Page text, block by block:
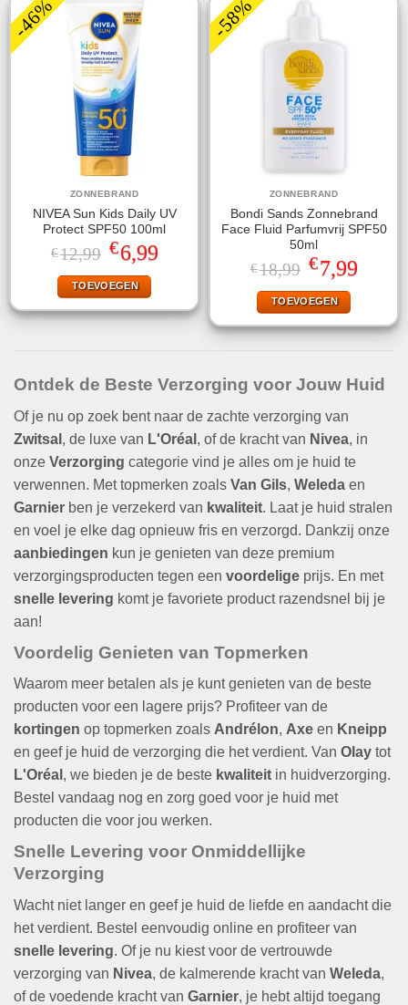
-46%
ZONNEBRAND
NIVEA Sun Kids Daily UV
Protect SPF50 100ml
€12,99 Oorspronkelijke
prijs
was:
€12,99.
€6,99Huidige
prijs
TOEVOEGEN
-58%
ZONNEBRAND
Bondi Sands Zonnebrand
Face Fluid Parfumvrij SPF50
50ml
€18,99 Oorspronkelijke
prijs
was:
€18,99.
€7,99Huidige
prijs
TOEVOEGEN
Ontdek de Beste Verzorging voor Jouw Huid
Of je nu op zoek bent naar de zachte verzorging van
Zwitsal , de luxe van L'Oréal , of de kracht van Nivea, in
onze Verzorging categorie vind je alles om je huid te
verwennen. Met topmerken zoals Van Gils, Weleda en
Garnier ben je verzekerd van kwaliteit. Laat je huid stralen
en voel je elke dag opnieuw fris en verzorgd. Dankzij onze
aanbiedingen kun je genieten van deze premium
verzorgingsproducten tegen een voordelige prijs. En met
snelle levering komt je favoriete product razendsnel bij je
aan!
Voordelig Genieten van Topmerken
Waarom meer betalen als je kunt genieten van de beste
producten voor een lagere prijs? Profiteer van de
kortingen op topmerken zoals Andrélon, Axe en Kneipp
en geef je huid de verzorging die het verdient. Van Olay tot
L'Oréal , we bieden je de beste kwaliteit in huidverzorging.
Bestel vandaag nog en zorg goed voor je huid met
producten die voor jou werken.
Snelle Levering voor Onmiddellijke
Verzorging
Wacht niet langer en geef je huid de liefde en aandacht die
het verdient. Bestel eenvoudig online en profiteer van
snelle levering. Of je nu kiest voor de vertrouwde
verzorging van Nivea, de kalmerende kracht van Weleda,
of de voedende kracht van Garnier, je hebt altijd toegang